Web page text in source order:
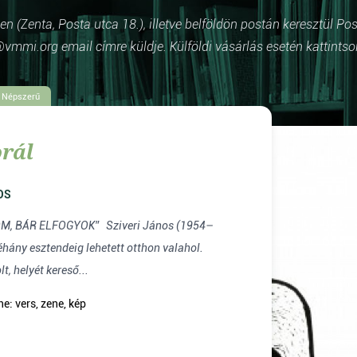
(Zenta, Posta utca 18.), illetve belföldön postán keresztül
email címre küldje. Külföldi vásárlás esetén
Népszerű
Sziveri János (1954–
helyét kereső...
vers, zene, kép